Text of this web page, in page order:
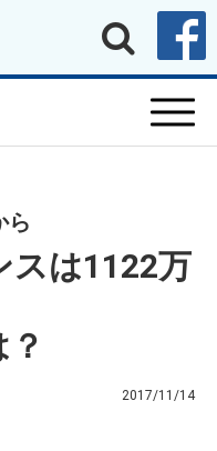
ら
スは1122万
2017/11/14